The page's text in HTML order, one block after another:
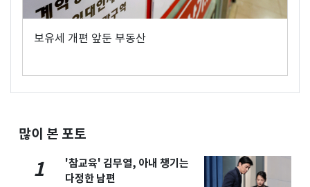
보유세 개편 앞둔 부동산
많이 본 포토
1
'참교육' 김무열, 아내 챙기는
다정한 남편